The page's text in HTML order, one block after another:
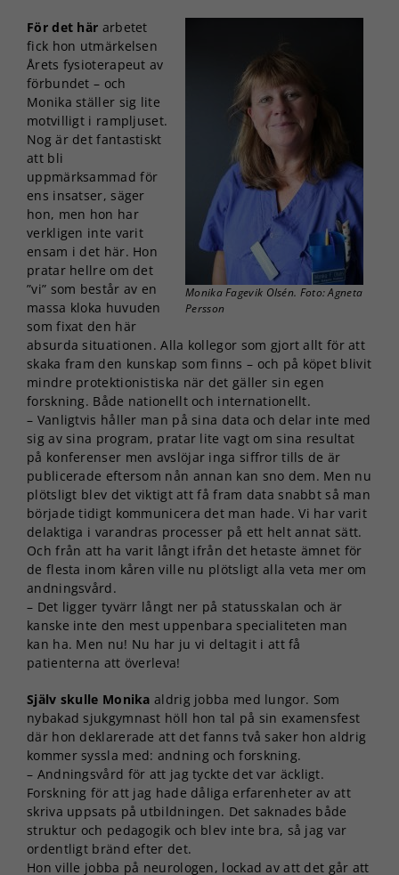
Monika Fagevik Olsén. Foto: Agneta
Persson
För det här arbetet
fick hon utmärkelsen
Årets fysioterapeut av
förbundet – och
Monika ställer sig lite
motvilligt i rampljuset.
Nog är det fantastiskt
att bli
uppmärksammad för
ens insatser, säger
hon, men hon har
verkligen inte varit
ensam i det här. Hon
pratar hellre om det
”vi” som består av en
massa kloka huvuden
som fixat den här
absurda situationen. Alla kollegor som gjort allt för att
skaka fram den kunskap som finns – och på köpet blivit
mindre protektionistiska när det gäller sin egen
forskning. Både nationellt och internationellt.
– Vanligtvis håller man på sina data och delar inte med
sig av sina program, pratar lite vagt om sina resultat
på konferenser men avslöjar inga siffror tills de är
publicerade eftersom nån annan kan sno dem. Men nu
plötsligt blev det viktigt att få fram data snabbt så man
började tidigt kommunicera det man hade. Vi har varit
delaktiga i varandras processer på ett helt annat sätt.
Och från att ha varit långt ifrån det hetaste ämnet för
de flesta inom kåren ville nu plötsligt alla veta mer om
andningsvård.
– Det ligger tyvärr långt ner på statusskalan och är
kanske inte den mest uppenbara specialiteten man
kan ha. Men nu! Nu har ju vi deltagit i att få
patienterna att överleva!
Själv skulle Monika aldrig jobba med lungor. Som
nybakad sjukgymnast höll hon tal på sin examensfest
där hon deklarerade att det fanns två saker hon aldrig
kommer syssla med: andning och forskning.
– Andningsvård för att jag tyckte det var äckligt.
Forskning för att jag hade dåliga erfarenheter av att
skriva uppsats på utbildningen. Det saknades både
struktur och pedagogik och blev inte bra, så jag var
ordentligt bränd efter det.
Hon ville jobba på neurologen, lockad av att det går att